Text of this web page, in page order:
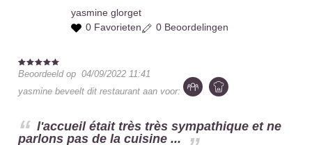
yasmine glorget
0 Favorieten
0 Beoordelingen
Beoordeeld op04/09/2022 11:41
yasmine beveelt dit restaurant aan voor:
l'accueil était très très sympathique et ne
parlons pas de la cuisine ...